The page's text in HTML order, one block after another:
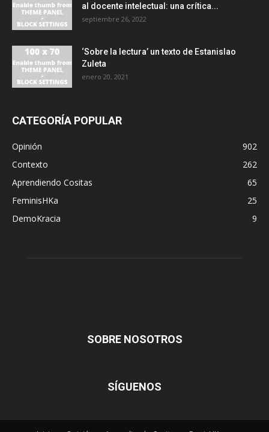
al docente intelectual: una crítica...
septiembre 26, 2022
‘Sobre la lectura’ un texto de Estanislao
Zuleta
enero 20, 2021
CATEGORÍA POPULAR
Opinión
902
Contexto
262
Aprendiendo Cositas
65
FeminisHKa
25
DemoKracia
9
SOBRE NOSOTROS
SÍGUENOS